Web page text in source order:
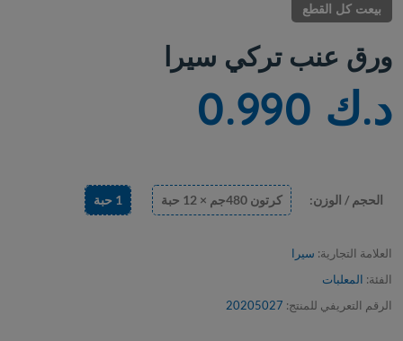
بيعت كل القطع
ورق عنب تركي سيرا
د.ك 0.990
الحجم / الوزن: كرتون 480جم × 12 حبة 1 حبة
العلامة التجارية: سيرا
الفئة: المعلبات
الرقم التعريفي للمنتج: 20205027